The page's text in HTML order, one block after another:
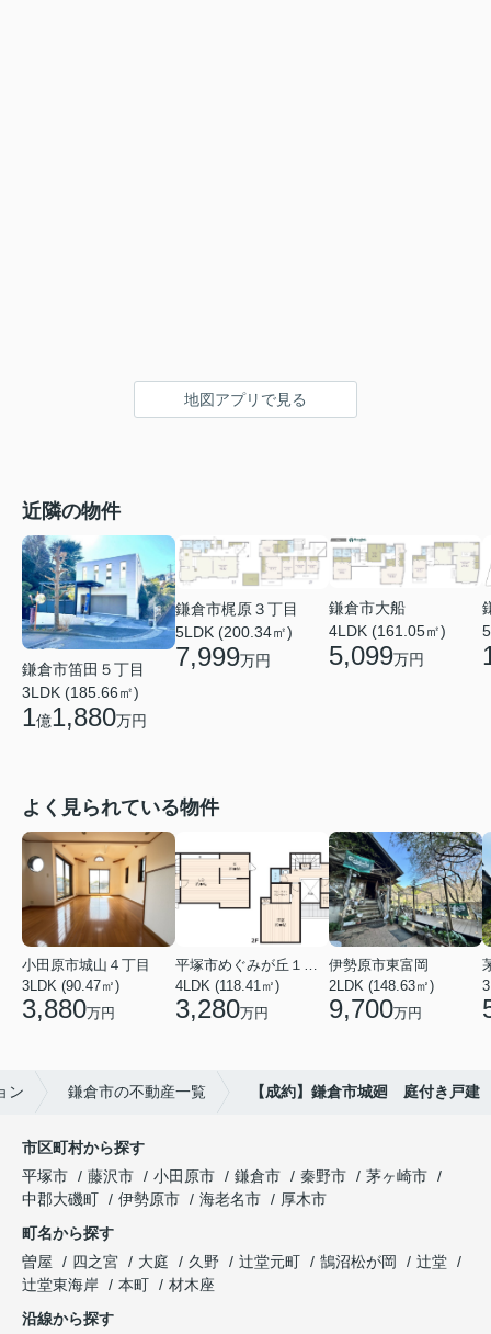
地図アプリで見る
近隣の物件
鎌倉市笛田５丁目
3LDK (185.66㎡)
1億1,880万円
鎌倉市梶原３丁目
5LDK (200.34㎡)
7,999万円
鎌倉市大船
4LDK (161.05㎡)
5,099万円
よく見られている物件
小田原市城山４丁目
3LDK (90.47㎡)
3,880万円
平塚市めぐみが丘１丁目
4LDK (118.41㎡)
3,280万円
伊勢原市東富岡
2LDK (148.63㎡)
9,700万円
ン 鎌倉市の不動産一覧 【成約】鎌倉市城廻 庭付き戸建
市区町村から探す
平塚市
藤沢市 小田原市 鎌倉市 秦野市
茅ヶ崎市
中郡大磯町
伊勢原市 海老名市
厚木市
町名から探す
曽屋
四之宮 大庭 久野 辻堂元町 鵠沼松が岡
辻堂
辻堂東海岸
本町
材木座
沿線から探す